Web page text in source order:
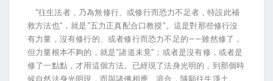
“往生法者，乃為無修行、或修行而恐力不足者，特設此補
救方法也”，就是“五力正真配合口教授”。這是對那些修行沒
有力量，沒有修行的、或者修行而恐力不足的——雖然修了，
但力量根本不夠的，就是“諸道未竟”；或者是沒有修，或者是
修了一點點，才用這個方法。已經現了法身光明的，到那個時
候自然法身光明現，而與諸佛相應、溶合，隨願往生淨土。